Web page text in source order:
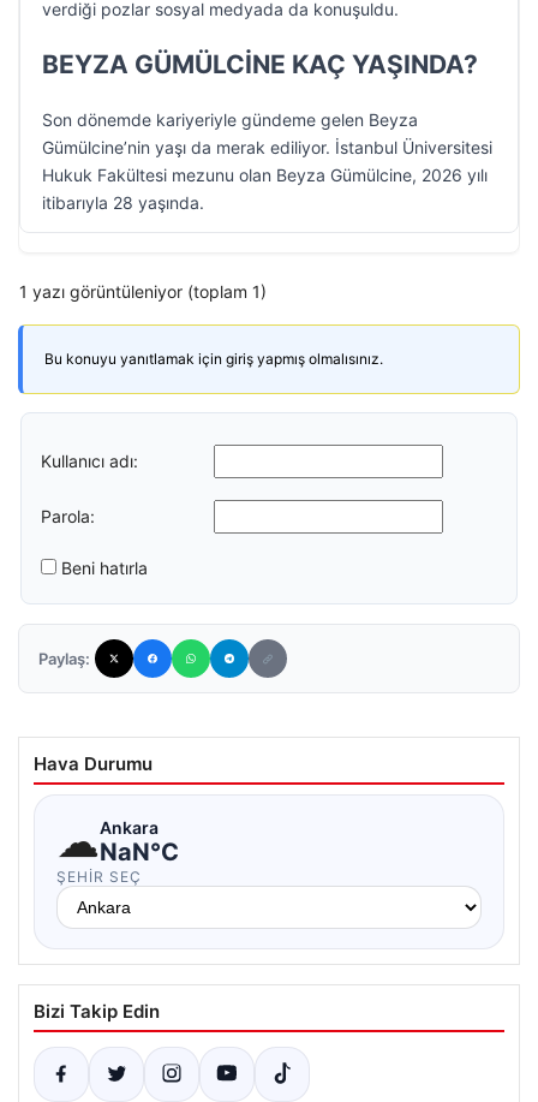
verdiği pozlar sosyal medyada da konuşuldu.
BEYZA GÜMÜLCİNE KAÇ YAŞINDA?
Son dönemde kariyeriyle gündeme gelen Beyza
Gümülcine’nin yaşı da merak ediliyor. İstanbul Üniversitesi
Hukuk Fakültesi mezunu olan Beyza Gümülcine, 2026 yılı
itibarıyla 28 yaşında.
1 yazı görüntüleniyor (toplam 1)
Bu konuyu yanıtlamak için giriş yapmış olmalısınız.
Kullanıcı adı:
Parola:
Beni hatırla
Paylaş:
Hava Durumu
☁Ankara
NaN°C
ŞEHIR SEÇ
Bizi Takip Edin